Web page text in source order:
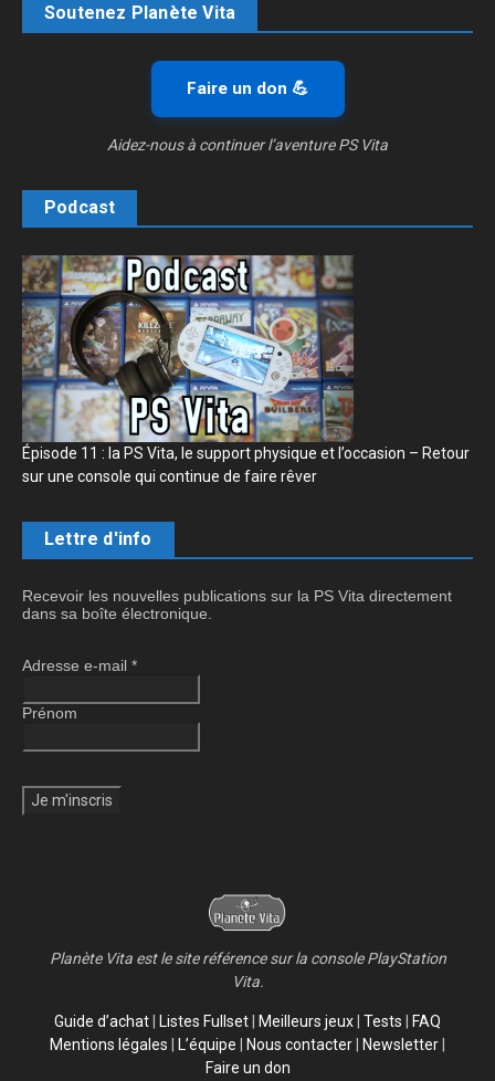
Soutenez Planète Vita
Faire un don 💪
Aidez-nous à continuer l’aventure PS Vita
Podcast
Épisode 11 : la PS Vita, le support physique et l’occasion – Retour
sur une console qui continue de faire rêver
Lettre d'info
Recevoir les nouvelles publications sur la PS Vita directement
dans sa boîte électronique.
Adresse e-mail *
Prénom
Planète Vita est le site référence sur la console PlayStation
Vita.
Guide d’achat Listes Fullset Meilleurs jeux Tests
FAQ
Mentions légales
L’équipe Nous contacter Newsletter
Faire un don